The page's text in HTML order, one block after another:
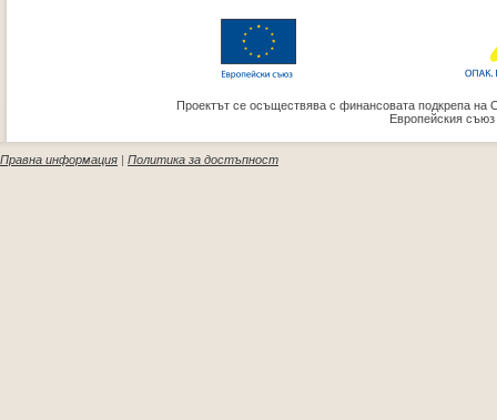
Проектът се осъществява с финансовата подкрепа на
Европейския
Правна информация | Политика за достъпност